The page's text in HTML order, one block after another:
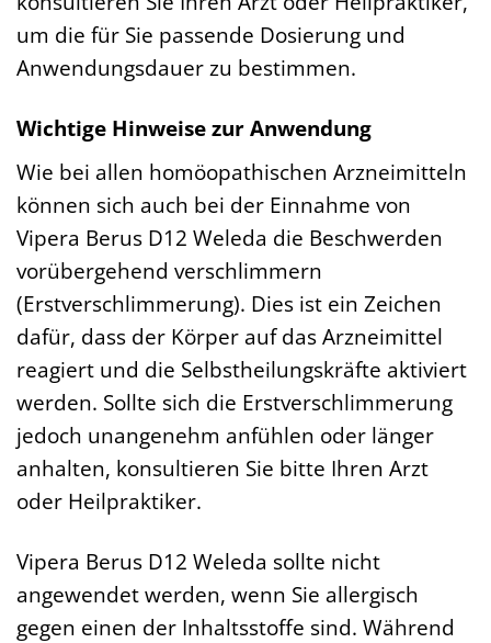
um die für Sie passende Dosierung und
Anwendungsdauer zu bestimmen.
Wichtige Hinweise zur Anwendung
Wie bei allen homöopathischen Arzneimitteln
können sich auch bei der Einnahme von
Vipera Berus D12 Weleda die Beschwerden
vorübergehend verschlimmern
(Erstverschlimmerung). Dies ist ein Zeichen
dafür, dass der Körper auf das Arzneimittel
reagiert und die Selbstheilungskräfte aktiviert
werden. Sollte sich die Erstverschlimmerung
jedoch unangenehm anfühlen oder länger
anhalten, konsultieren Sie bitte Ihren Arzt
oder Heilpraktiker.
Vipera Berus D12 Weleda sollte nicht
angewendet werden, wenn Sie allergisch
gegen einen der Inhaltsstoffe sind. Während